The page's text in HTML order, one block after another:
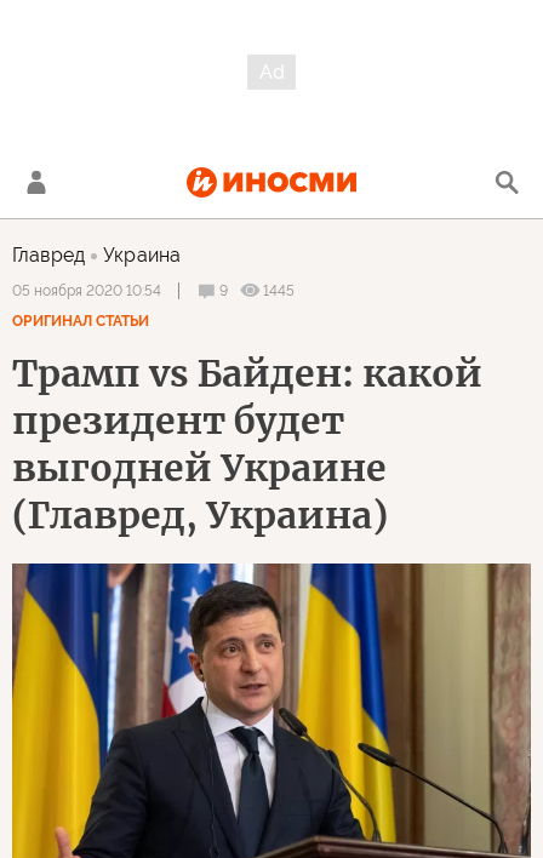
Главред Украина
05 ноября 2020 10:54 9
1445
ОРИГИНАЛ СТАТЬИ
Трамп vs Байден: какой
президент будет
выгодней Украине
(Главред, Украина)